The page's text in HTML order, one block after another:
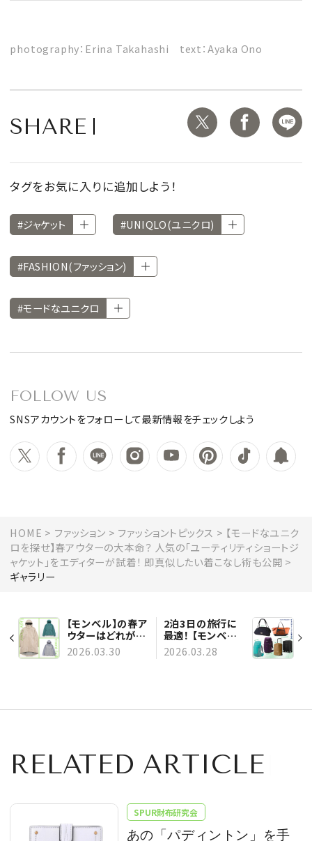
photography：Erina Takahashi text：Ayaka Ono
SHARE
タグをお気に入りに追加しよう！
#ジャケット #UNIQLO(ユニクロ)
#FASHION(ファッション)
#モードなユニクロ
FOLLOW US
SNSアカウントをフォローして最新情報をチェックしよう
HOME ファッション ファッショントピックス
【モードなユニク
ロを探せ】春アウターの大本命？ 人気の「ユーティリティショートジ
ャケット」をエディターが試着！ 即真似したい着こなし術も公開
ギャラリー
【モンベル】の春ア
ウターはどれが使
える？ 撥水・UVカ
ット・ポケッタブル
2026.03.30
2泊3日の旅行に
最適！ 【モンベル】
のバックパックな
ど、軽量で機能的
2026.03.28
RELATED ARTICLE
SPUR財布研究会
あの「パディントン」を手